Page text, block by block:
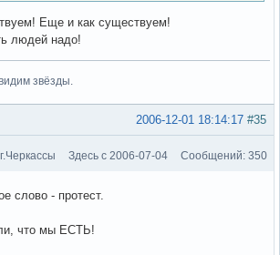
Еще и как существуем!
людей надо!
звёзды.
#35
2006-12-01 18:14:17
Здесь с 2006-07-04 Сообщений: 350
слово - протест.
что мы ЕСТЬ!